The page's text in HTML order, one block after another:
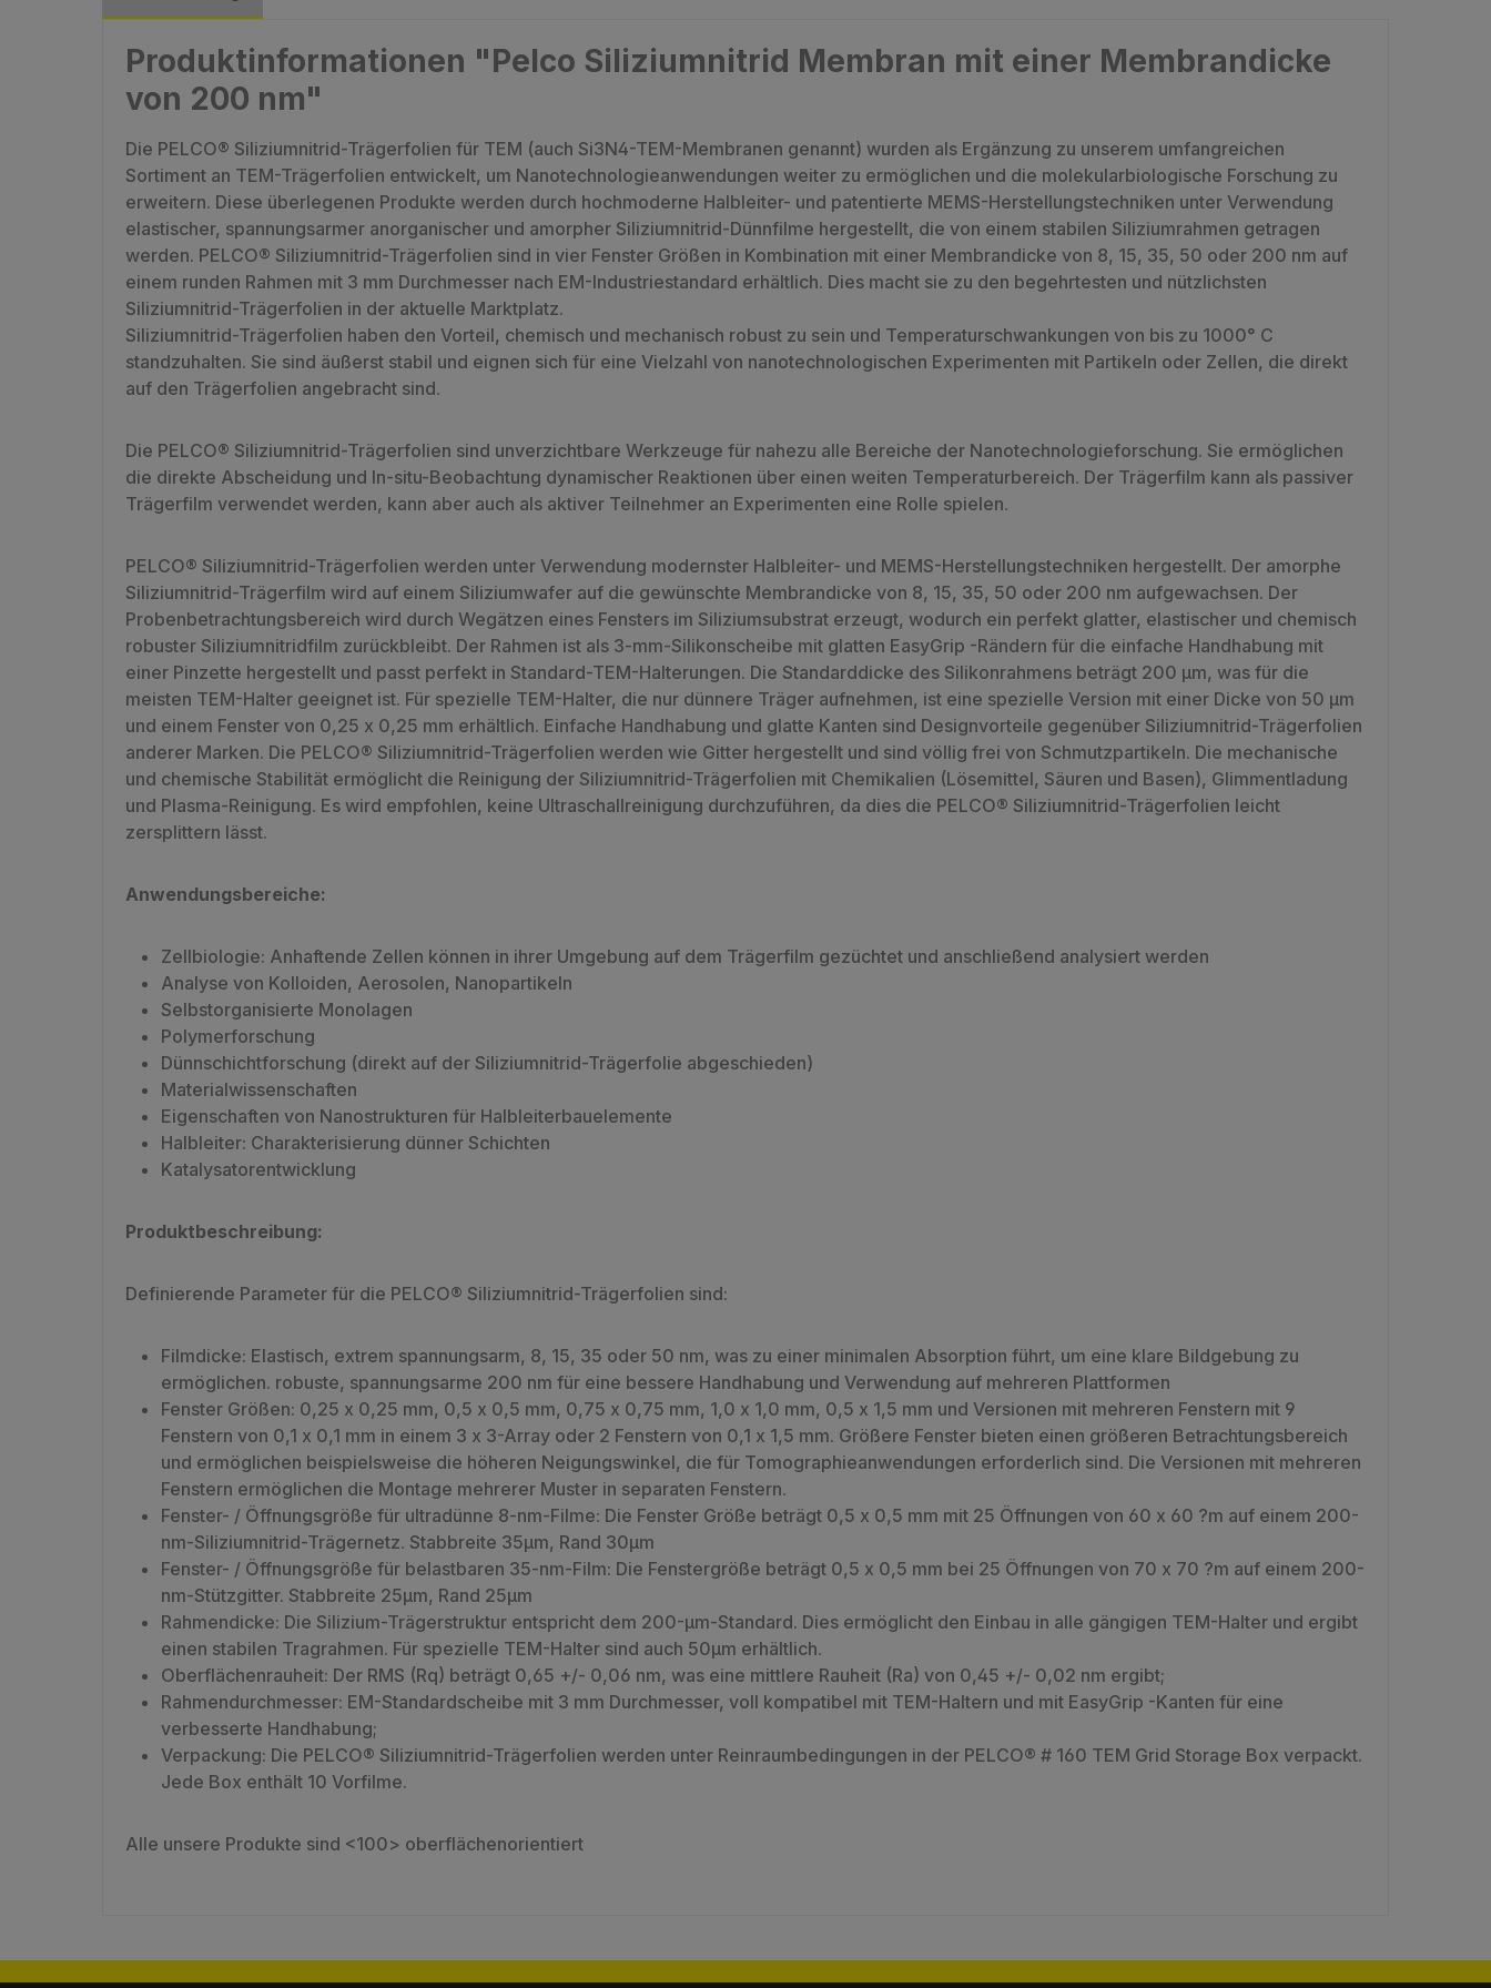
Produktinformationen "Pelco Siliziumnitrid Membran mit einer Membrandicke
von 200 nm"
Die PELCO® Siliziumnitrid-Trägerfolien für TEM (auch Si3N4-TEM-Membranen genannt) wurden als Ergänzung zu unserem umfangreichen
Sortiment an TEM-Trägerfolien entwickelt, um Nanotechnologieanwendungen weiter zu ermöglichen und die molekularbiologische Forschung zu
erweitern. Diese überlegenen Produkte werden durch hochmoderne Halbleiter- und patentierte MEMS-Herstellungstechniken unter Verwendung
elastischer, spannungsarmer anorganischer und amorpher Siliziumnitrid-Dünnfilme hergestellt, die von einem stabilen Siliziumrahmen getragen
werden. PELCO® Siliziumnitrid-Trägerfolien sind in vier Fenster Größen in Kombination mit einer Membrandicke von 8, 15, 35, 50 oder 200 nm auf
einem runden Rahmen mit 3 mm Durchmesser nach EM-Industriestandard erhältlich. Dies macht sie zu den begehrtesten und nützlichsten
Siliziumnitrid-Trägerfolien in der aktuelle Marktplatz.
Siliziumnitrid-Trägerfolien haben den Vorteil, chemisch und mechanisch robust zu sein und Temperaturschwankungen von bis zu 1000° C
standzuhalten. Sie sind äußerst stabil und eignen sich für eine Vielzahl von nanotechnologischen Experimenten mit Partikeln oder Zellen, die direkt
auf den Trägerfolien angebracht sind.
Die PELCO® Siliziumnitrid-Trägerfolien sind unverzichtbare Werkzeuge für nahezu alle Bereiche der Nanotechnologieforschung. Sie ermöglichen
die direkte Abscheidung und In-situ-Beobachtung dynamischer Reaktionen über einen weiten Temperaturbereich. Der Trägerfilm kann als passiver
Trägerfilm verwendet werden, kann aber auch als aktiver Teilnehmer an Experimenten eine Rolle spielen.
PELCO® Siliziumnitrid-Trägerfolien werden unter Verwendung modernster Halbleiter- und MEMS-Herstellungstechniken hergestellt. Der amorphe
Siliziumnitrid-Trägerfilm wird auf einem Siliziumwafer auf die gewünschte Membrandicke von 8, 15, 35, 50 oder 200 nm aufgewachsen. Der
Probenbetrachtungsbereich wird durch Wegätzen eines Fensters im Siliziumsubstrat erzeugt, wodurch ein perfekt glatter, elastischer und chemisch
robuster Siliziumnitridfilm zurückbleibt. Der Rahmen ist als 3-mm-Silikonscheibe mit glatten EasyGrip -Rändern für die einfache Handhabung mit
einer Pinzette hergestellt und passt perfekt in Standard-TEM-Halterungen. Die Standarddicke des Silikonrahmens beträgt 200 µm, was für die
meisten TEM-Halter geeignet ist. Für spezielle TEM-Halter, die nur dünnere Träger aufnehmen, ist eine spezielle Version mit einer Dicke von 50 µm
und einem Fenster von 0,25 x 0,25 mm erhältlich. Einfache Handhabung und glatte Kanten sind Designvorteile gegenüber Siliziumnitrid-Trägerfolien
anderer Marken. Die PELCO® Siliziumnitrid-Trägerfolien werden wie Gitter hergestellt und sind völlig frei von Schmutzpartikeln. Die mechanische
und chemische Stabilität ermöglicht die Reinigung der Siliziumnitrid-Trägerfolien mit Chemikalien (Lösemittel, Säuren und Basen), Glimmentladung
und Plasma-Reinigung. Es wird empfohlen, keine Ultraschallreinigung durchzuführen, da dies die PELCO® Siliziumnitrid-Trägerfolien leicht
zersplittern lässt.
Anwendungsbereiche:
Zellbiologie: Anhaftende Zellen können in ihrer Umgebung auf dem Trägerfilm gezüchtet und anschließend analysiert werden
Analyse von Kolloiden, Aerosolen, Nanopartikeln
Selbstorganisierte Monolagen
Polymerforschung
Dünnschichtforschung (direkt auf der Siliziumnitrid-Trägerfolie abgeschieden)
Materialwissenschaften
Eigenschaften von Nanostrukturen für Halbleiterbauelemente
Halbleiter: Charakterisierung dünner Schichten
Katalysatorentwicklung
Produktbeschreibung:
Definierende Parameter für die PELCO® Siliziumnitrid-Trägerfolien sind:
Filmdicke: Elastisch, extrem spannungsarm, 8, 15, 35 oder 50 nm, was zu einer minimalen Absorption führt, um eine klare Bildgebung zu
ermöglichen. robuste, spannungsarme 200 nm für eine bessere Handhabung und Verwendung auf mehreren Plattformen
Fenster Größen: 0,25 x 0,25 mm, 0,5 x 0,5 mm, 0,75 x 0,75 mm, 1,0 x 1,0 mm, 0,5 x 1,5 mm und Versionen mit mehreren Fenstern mit 9
Fenstern von 0,1 x 0,1 mm in einem 3 x 3-Array oder 2 Fenstern von 0,1 x 1,5 mm. Größere Fenster bieten einen größeren Betrachtungsbereich
und ermöglichen beispielsweise die höheren Neigungswinkel, die für Tomographieanwendungen erforderlich sind. Die Versionen mit mehreren
Fenstern ermöglichen die Montage mehrerer Muster in separaten Fenstern.
Fenster- / Öffnungsgröße für ultradünne 8-nm-Filme: Die Fenster Größe beträgt 0,5 x 0,5 mm mit 25 Öffnungen von 60 x 60 ?m auf einem 200-
nm-Siliziumnitrid-Trägernetz. Stabbreite 35µm, Rand 30µm
Fenster- / Öffnungsgröße für belastbaren 35-nm-Film: Die Fenstergröße beträgt 0,5 x 0,5 mm bei 25 Öffnungen von 70 x 70 ?m auf einem 200-
nm-Stützgitter. Stabbreite 25µm, Rand 25µm
Rahmendicke: Die Silizium-Trägerstruktur entspricht dem 200-µm-Standard. Dies ermöglicht den Einbau in alle gängigen TEM-Halter und ergibt
einen stabilen Tragrahmen. Für spezielle TEM-Halter sind auch 50µm erhältlich.
Oberflächenrauheit: Der RMS (Rq) beträgt 0,65 +/- 0,06 nm, was eine mittlere Rauheit (Ra) von 0,45 +/- 0,02 nm ergibt;
Rahmendurchmesser: EM-Standardscheibe mit 3 mm Durchmesser, voll kompatibel mit TEM-Haltern und mit EasyGrip -Kanten für eine
verbesserte Handhabung;
Verpackung: Die PELCO® Siliziumnitrid-Trägerfolien werden unter Reinraumbedingungen in der PELCO® # 160 TEM Grid Storage Box verpackt.
Jede Box enthält 10 Vorfilme.
Alle unsere Produkte sind <100> oberflächenorientiert